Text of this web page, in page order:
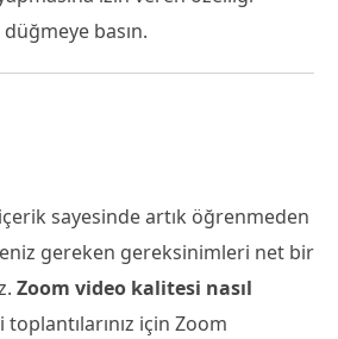
basın.
sayesinde artık öğrenmeden
gereken gereksinimleri net bir
Zoom video kalitesi nasıl
için Zoom